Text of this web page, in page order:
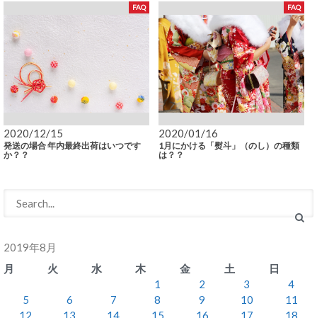
FAQ
2020/12/15
発送の場合 年内最終出荷はいつです
か？？
FAQ
2020/01/16
1月にかける「熨斗」（のし）の種類
は？？
2019年8月
月
火 水 木 金 土
日
1
2 3
4
5
6 7 8 9 10
11
12
13 14 15 16 17 18